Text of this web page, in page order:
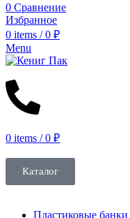
0 Сравнение
Избранное
0 items / 0 ₽
Menu
0 items / 0 ₽
Каталог
Пластиковые банки